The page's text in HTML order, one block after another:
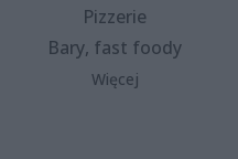
Pizzerie
Bary, fast foody
Więcej